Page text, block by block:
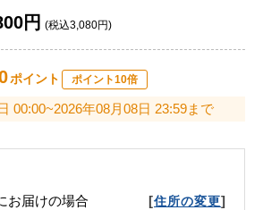
円 (税込3,080円)
ポイント ポイント10倍
00:00~2026年08月08日 23:59まで
お届けの場合 [住所の変更]